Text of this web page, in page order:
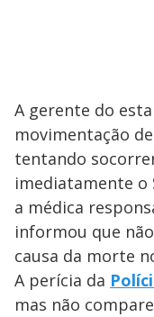
A gerente do
movimentação
tentando
imediatamente o
a médica
informou que
causa da morte
A perícia da
mas não